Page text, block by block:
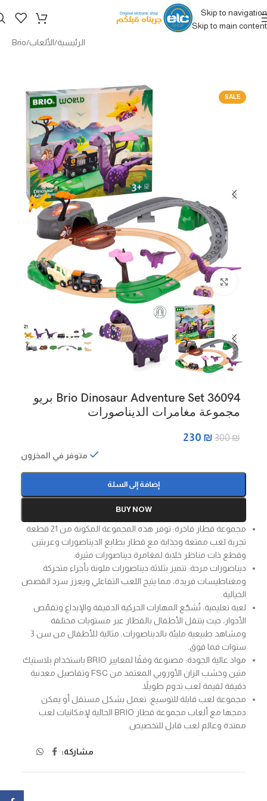
Skip to navigation
Skip to main content
الرئيسية/الألعاب/
Brio
SALE
Click to enlarge
Brio Dinosaur Adventure Set 36094 بريو
مجموعة مغامرات الديناصورات
300₪
230 ₪
متوفر في المخزون
إضافة إلى السلة
BUY NOW
مجموعة قطار فاخرة: توفر هذه المجموعة المكونة من 21 قطعة
تجربة لعب ممتعة وجذابة مع قطار بطابع الديناصورات وعربتين
وقطع ذات مناظر خلابة لمغامرة ديناصورات مثيرة.
ديناصورات مرحة: تتميز بثلاثة ديناصورات ملونة بأجزاء متحركة
ومغناطيسات فريدة، مما يتيح اللعب التفاعلي ويعزز سرد القصص
الخيالية.
لعبة تعليمية: تُشجّع المهارات الحركية الدقيقة والإبداع وتقمّص
الأدوار، حيث يتنقل الأطفال بالقطار عبر مستويات مختلفة
ومشاهد طبيعية مليئة بالديناصورات. مثالية للأطفال من سن 3
سنوات فما فوق.
مواد عالية الجودة: مصنوعة وفقًا لمعايير BRIO باستخدام بلاستيك
متين وخشب الزان الأوروبي المعتمد من FSC وتفاصيل معدنية
دقيقة لقيمة لعب تدوم طويلاً.
مجموعة لعب قابلة للتوسيع: تعمل بشكل مستقل أو يمكن
دمجها مع ألعاب مجموعة قطار BRIO الحالية لإمكانيات لعب
ممتدة وعالم لعب قابل للتخصيص.
مشاركة: